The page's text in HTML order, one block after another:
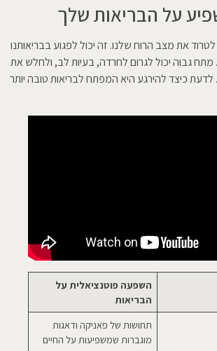
על הבריאות שלך
את מצב הרוח שלנו. זה יכול לפגוע בבריאותנו
מתח גבוה יכול לגרום לחרדה, בעיות לב, ולחלש את
כיצד להירגע היא המפתח לבריאות טובה יותר
השפעה פוטנציאלית על
הבריאות
תחושות של פאניקה ודאגות
מוגברות שמשפיעות על החיים